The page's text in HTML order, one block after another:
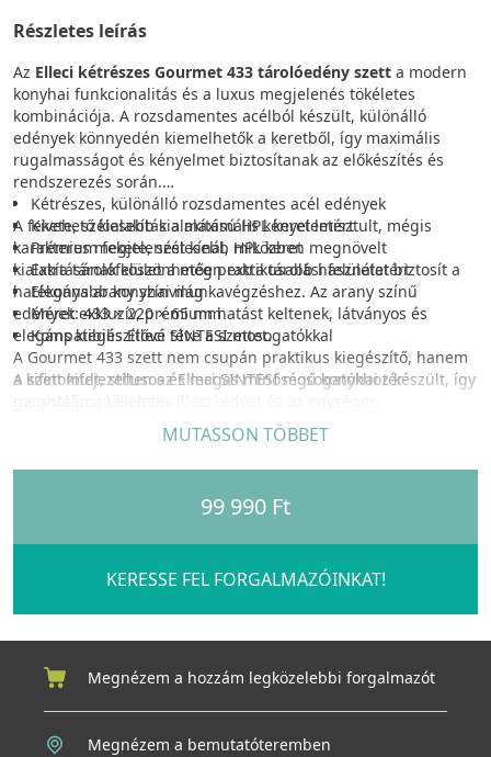
Részletes leírás
Az Elleci kétrészes Gourmet 433 tárolóedény szett a modern
konyhai funkcionalitás és a luxus megjelenés tökéletes
kombinációja. A rozsdamentes acélból készült, különálló
edények könnyedén kiemelhetők a keretből, így maximális
rugalmasságot és kényelmet biztosítanak az előkészítés és
rendszerezés során.
A fekete, szélesebb kialakítású HPL keret letisztult, mégis
karakteres megjelenést kínál, miközben megnövelt
kialakításának köszönhetően extra tárolási felületet biztosít a
hatékonyabb konyhai munkavégzéshez. Az arany színű
edények exkluzív, prémium hatást keltenek, látványos és
elegáns kiegészítővé téve a szettet.
A szett kifejezetten az Elleci SINTESI mosogatókhoz készült, így
professzionális munkakörnyezet kialakítását.
Főbb jellemzők:
Kétrészes, különálló rozsdamentes acél edények
Kivehető kialakítás a maximális kényelemért
Prémium fekete, szélesebb HPL keret
Extra tárolófelület a még praktikusabb használatért
Elegáns arany színvilág
Méret: 433 × 220 × 65 mm
Kompatibilis Elleci SINTESI mosogatókkal
A Gourmet 433 szett nem csupán praktikus kiegészítő, hanem
a kifinomult, stílusos és magas minőségű konyhai tér
MUTASSON TÖBBET
99 990 Ft
KERESSE FEL FORGALMAZÓINKAT!
Megnézem a hozzám legközelebbi forgalmazót
Megnézem a bemutatóteremben